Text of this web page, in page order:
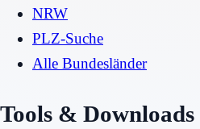
NRW
PLZ-Suche
Alle Bundesländer
Tools & Downloads